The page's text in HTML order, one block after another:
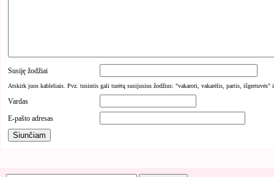
Susiję žodžiai
Atskirk juos kableliais. Pvz. tusintis gali turėtų susijusius žodžius: "vakaroti, vakarėlis, partis, išgertuvės"
Vardas
E-pašto adresas